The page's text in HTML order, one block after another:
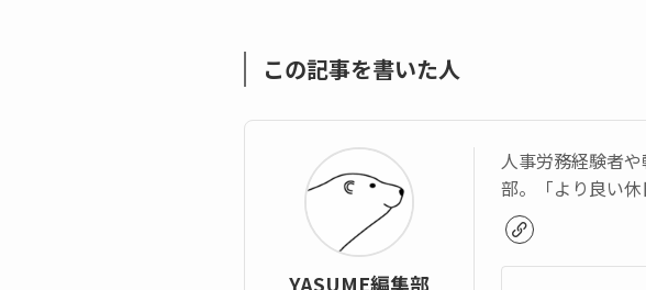
この記事を書いた人
YASUME編集部
人事労務経験者
部。「より良い休